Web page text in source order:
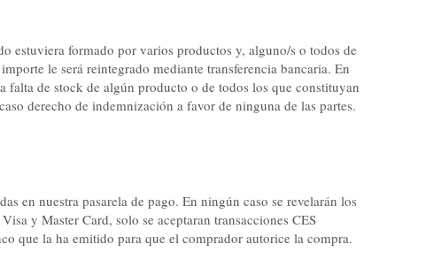
estuviera formado por varios productos y, alguno/s o todos de
le será reintegrado mediante transferencia bancaria. En
falta de stock de algún producto o de todos los que constituyan
derecho de indemnización a favor de ninguna de las partes.
en nuestra pasarela de pago. En ningún caso se revelarán los
y Master Card, solo se aceptaran transacciones CES
que la ha emitido para que el comprador autorice la compra.